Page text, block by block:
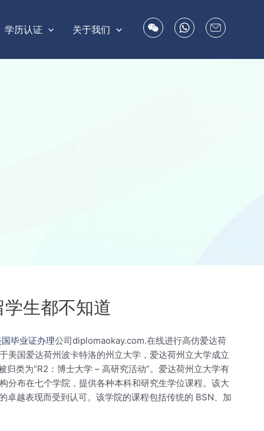
学历认证 关于我们
生都不知道
毕业证办理公司diplomaokay.com.在线进行高仿爱达荷
国爱达荷州波卡特洛的州立大学，爱达荷州立大学成立
类为“R2：博士大学 – 高研究活动”。爱达荷州立大学有
分布在七个学院，提供各种本科和研究生学位课程。该大
卓越表现而受到认可。该学院的课程包括传统的 BSN、加